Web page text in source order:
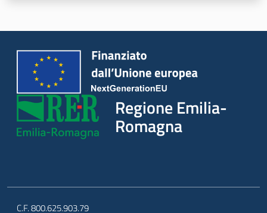
Regione Emilia-
Romagna
C.F. 800.625.903.79